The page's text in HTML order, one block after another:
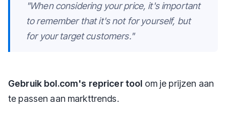
"When considering your price, it's important
to remember that it's not for yourself, but
for your target customers."
Gebruik bol.com's repricer tool om je prijzen aan
te passen aan markttrends.